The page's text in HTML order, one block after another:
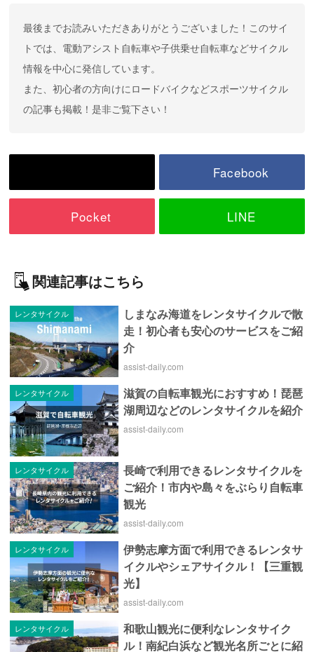
最後までお読みいただきありがとうございました！このサイ
トでは、電動アシスト自転車や子供乗せ自転車などサイクル
情報を中心に発信しています。
また、初心者の方向けにロードバイクなどスポーツサイクル
の記事も掲載！是非ご覧下さい！
Facebook
Pocket LINE
関連記事はこちら
レンタサイクル
しまなみ海道をレンタサイクルで散
走！初心者も安心のサービスをご紹
介
assist-daily.com
レンタサイクル
滋賀の自転車観光におすすめ！琵琶
湖周辺などのレンタサイクルを紹介
assist-daily.com
レンタサイクル
長崎で利用できるレンタサイクルを
ご紹介！市内や島々をぶらり自転車
観光
assist-daily.com
レンタサイクル
伊勢志摩方面で利用できるレンタサ
イクルやシェアサイクル！【三重観
光】
assist-daily.com
レンタサイクル
和歌山観光に便利なレンタサイク
ル！南紀白浜など観光名所ごとに紹